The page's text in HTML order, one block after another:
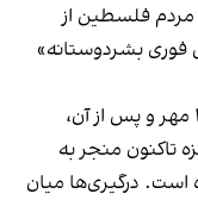
مردم فلسطین از
فوری بشردوستانه»
حمله مرگ‌بار حماس به اسرائیل در روز ۱۵ مهر و پس از آن،
تاکنون منجر به
است. درگیری‌ها میان